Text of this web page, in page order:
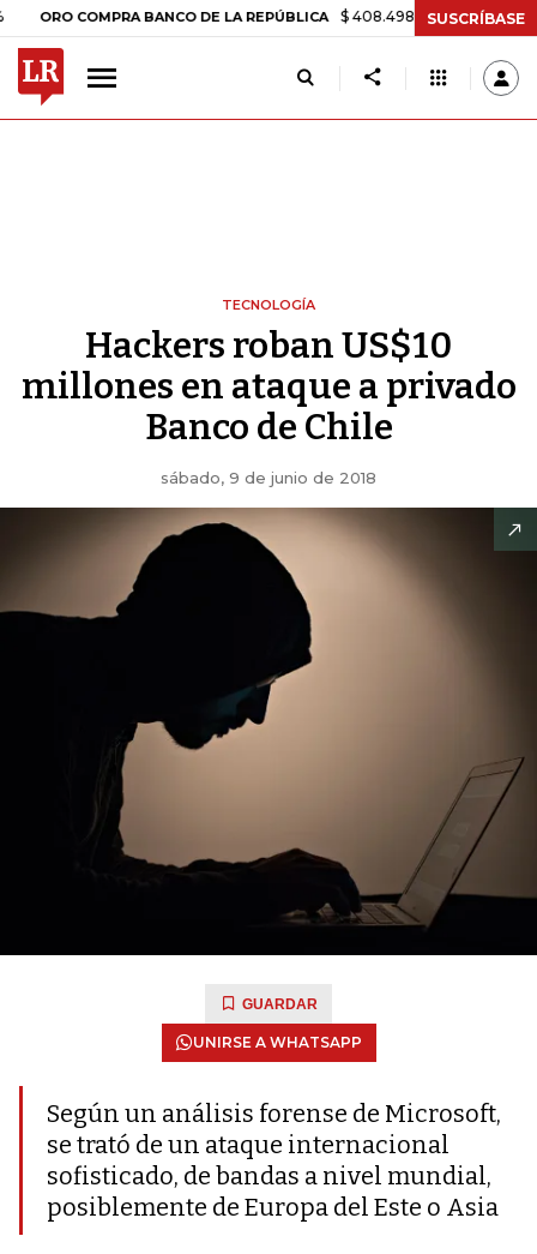
COMPRA BANCO DE LA REPÚBLICA $ 408.498,97 +$ 8.753,81
SUSCRÍBASE
TECNOLOGÍA
Hackers roban US$10
millones en ataque a privado
Banco de Chile
sábado, 9 de junio de 2018
GUARDAR
UNIRSE A WHATSAPP
Según un análisis forense de Microsoft,
se trató de un ataque internacional
sofisticado, de bandas a nivel mundial,
posiblemente de Europa del Este o Asia